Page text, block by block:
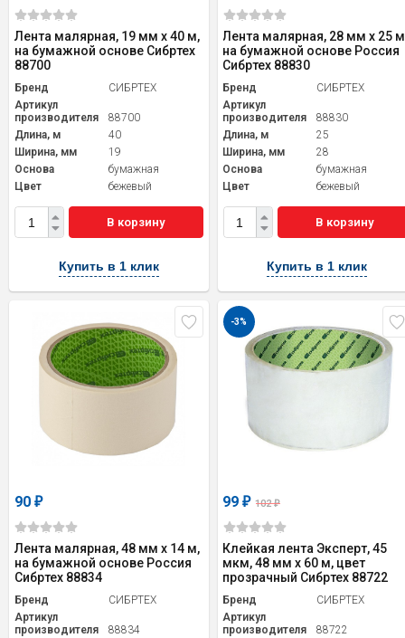
Лента малярная, 19 мм х 40 м,
на бумажной основе Сибртех
88700
Бренд
СИБРТЕХ
Артикул
производителя
88700
Длина, м
40
Ширина, мм
19
Основа
бумажная
Цвет
бежевый
В корзину
Купить в 1 клик
Лента малярная, 28 мм х 25
на бумажной основе Россия
Сибртех 88830
Бренд
СИБРТЕХ
Артикул
производителя
88830
Длина, м
25
Ширина, мм
28
Основа
бумажная
Цвет
бежевый
В корзину
Купить в 1 клик
90 ₽
Лента малярная, 48 мм х 14 м,
на бумажной основе Россия
Сибртех 88834
Бренд
СИБРТЕХ
Артикул
производителя
88834
-3%
99₽ 102₽
Клейкая лента Эксперт, 45
мкм, 48 мм х 60 м, цвет
прозрачный Сибртех 88722
Бренд
СИБРТЕХ
Артикул
производителя
88722